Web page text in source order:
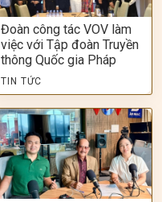
Đoàn công tác VOV làm
việc với Tập đoàn Truyền
thông Quốc gia Pháp
TIN TỨC